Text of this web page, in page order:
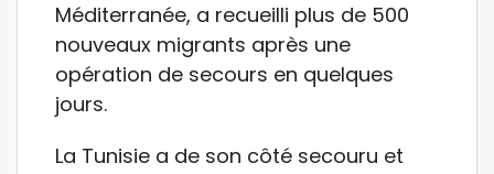
Méditerranée, a recueilli plus de 500
nouveaux migrants après une
opération de secours en quelques
jours.
La Tunisie a de son côté secouru et